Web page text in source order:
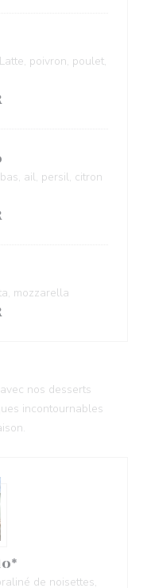
poivron, poulet,
ail, persil, citron
mozzarella
nos desserts
incontournables
de noisettes,